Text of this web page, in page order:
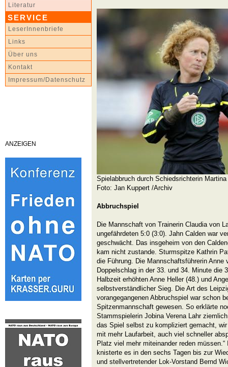
Literatur
SERVICE
LeserInnenbriefe
Links
Über uns
Kontakt
Impressum/Datenschutz
ANZEIGEN
Spielabbruch durch Schiedsrichterin
Foto: Jan Kuppert /Archiv
Abbruchspiel
Die Mannschaft von Trainerin Claudia von
ungefährdeten 5:0 (3:0). Jahn Calden war
geschwächt. Das insgeheim von den
kam nicht zustande. Sturmspitze Kathrin
die Führung. Die Mannschaftsführerin Anne
Doppelschlag in der 33. und 34. Minute die
Halbzeit erhöhten Anne Heller (48.) und
selbstverständlicher Sieg. Die Art des
vorangegangenen Abbruchspiel war schon
Spitzenmannschaft gewesen. So erklärte
Stammspielerin Jobina Verena Lahr
das Spiel selbst zu kompliziert gemacht,
mit mehr Laufarbeit, auch viel schneller
Platz viel mehr miteinander reden
knisterte es in den sechs Tagen bis zur
und stellvertretender Lok-Vorstand Bernd